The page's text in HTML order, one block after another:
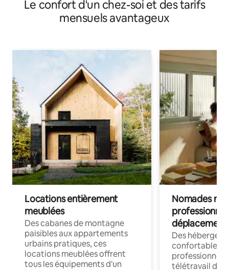
Le confort d'un chez-soi et des tarifs
mensuels avantageux
Locations entièrement
meublées
Des cabanes de montagne
paisibles aux appartements
urbains pratiques, ces
locations meublées offrent
tous les équipements d'un
Nomades
déplacement
Des
confortables
professionnels
télétravail